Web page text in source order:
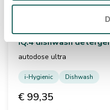
iQ.4 dishwash
autodose ultra
i-Hygienic Dishwash
€ 99,35